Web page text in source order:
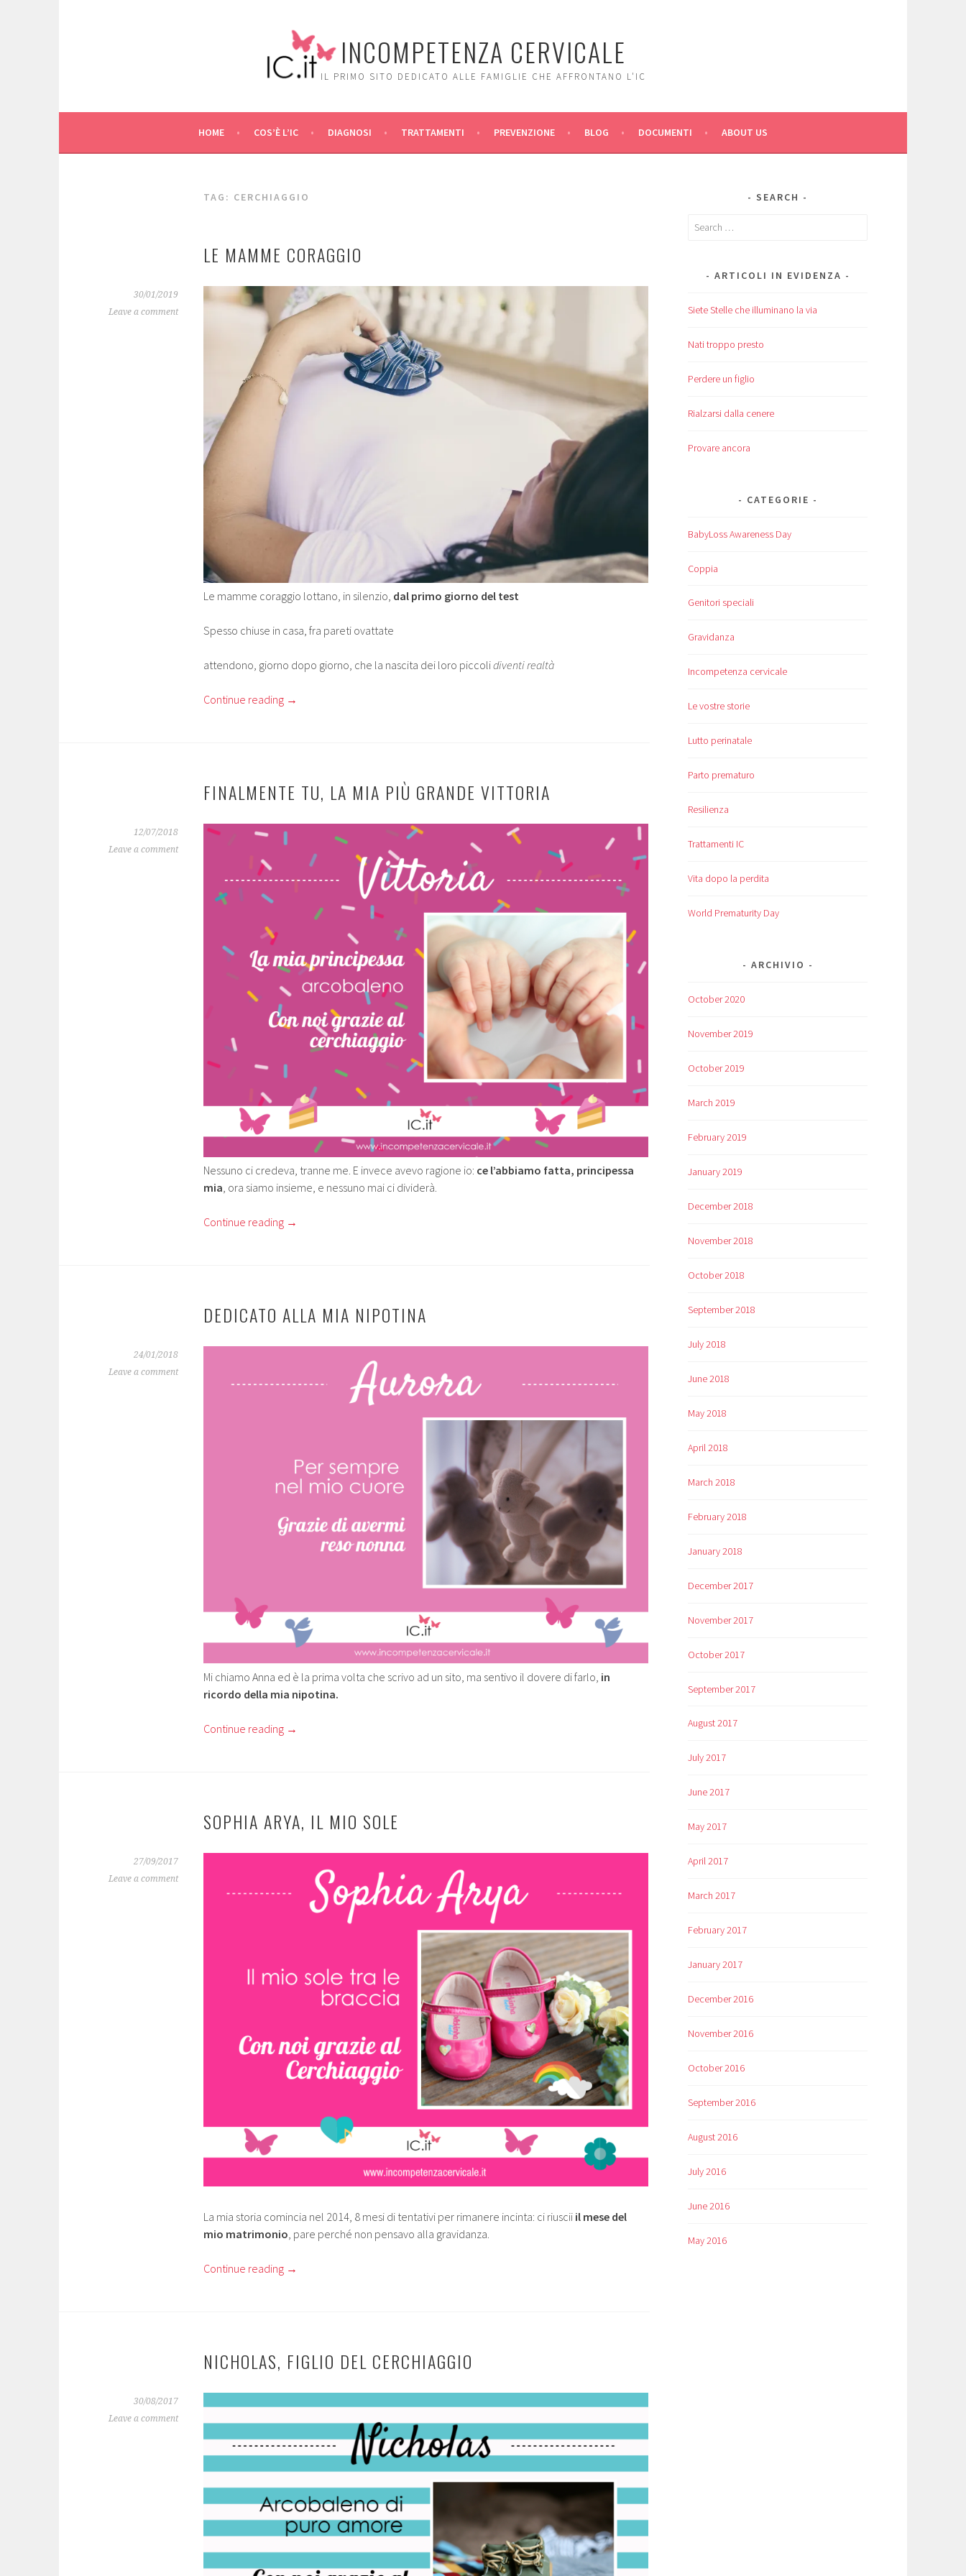
INCOMPETENZA CERVICALE
IL PRIMO SITO DEDICATO ALLE FAMIGLIE CHE AFFRONTANO L'IC
HOME COS’È L’IC DIAGNOSI TRATTAMENTI PREVENZIONE BLOG DOCUMENTI ABOUT US
TAG: CERCHIAGGIO
LE MAMME CORAGGIO
30/01/2019
Leave a comment
Le mamme coraggio lottano, in silenzio, dal primo giorno del test
Spesso chiuse in casa, fra pareti ovattate
attendono, giorno dopo giorno, che la nascita dei loro piccolidiventi realtà
Continue reading →
FINALMENTE TU, LA MIA PIÙ GRANDE VITTORIA
12/07/2018
Leave a comment
Nessuno ci credeva, tranne me. E invece avevo ragione io: ce l’abbiamo fatta, principessa
mia , ora siamo insieme, e nessuno mai ci dividerà.
Continue reading →
DEDICATO ALLA MIA NIPOTINA
24/01/2018
Leave a comment
Mi chiamo Anna ed è la prima volta che scrivo ad un sito, ma sentivo il dovere di farlo, in
ricordo della mia nipotina.
Continue reading →
SOPHIA ARYA, IL MIO SOLE
27/09/2017
Leave a comment
La mia storia comincia nel 2014, 8 mesi di tentativi per rimanere incinta: ci riuscii il mese del
mio matrimonio , pare perché non pensavo alla gravidanza.
Continue reading →
NICHOLAS, FIGLIO DEL CERCHIAGGIO
30/08/2017
Leave a comment
SEARCH
Search
ARTICOLI IN EVIDENZA
Siete Stelle che illuminano la via
Nati troppo presto
Perdere un figlio
Rialzarsi dalla cenere
Provare ancora
CATEGORIE
BabyLoss Awareness Day
Coppia
Genitori speciali
Gravidanza
Incompetenza cervicale
Le vostre storie
Lutto perinatale
Parto prematuro
Resilienza
Trattamenti IC
Vita dopo la perdita
World Prematurity Day
ARCHIVIO
October 2020
November 2019
October 2019
March 2019
February 2019
January 2019
December 2018
November 2018
October 2018
September 2018
July 2018
June 2018
May 2018
April 2018
March 2018
February 2018
January 2018
December 2017
November 2017
October 2017
September 2017
August 2017
July 2017
June 2017
May 2017
April 2017
March 2017
February 2017
January 2017
December 2016
November 2016
October 2016
September 2016
August 2016
July 2016
June 2016
May 2016